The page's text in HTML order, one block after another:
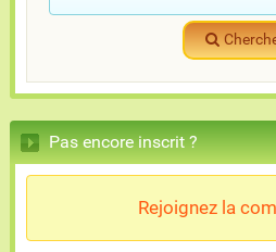
Pas encore inscrit ?
Rejoignez la